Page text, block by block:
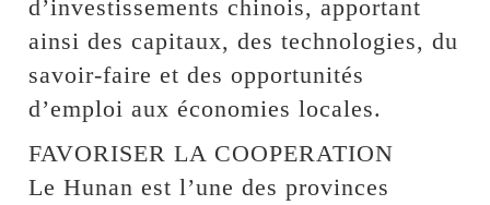
d’investissements chinois, apportant
ainsi des capitaux, des technologies, du
savoir-faire et des opportunités
d’emploi aux économies locales.
FAVORISER LA COOPERATION
Le Hunan est l’une des provinces